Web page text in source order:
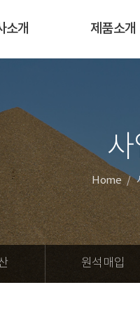
소개 제품소개
Home
원석매입